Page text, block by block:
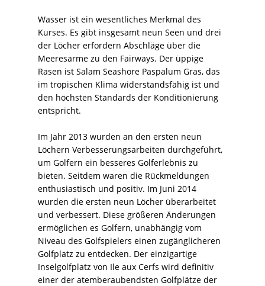
Wasser ist ein wesentliches Merkmal des
Kurses. Es gibt insgesamt neun Seen und drei
der Löcher erfordern Abschläge über die
Meeresarme zu den Fairways. Der üppige
Rasen ist Salam Seashore Paspalum Gras, das
im tropischen Klima widerstandsfähig ist und
den höchsten Standards der Konditionierung
entspricht.
Im Jahr 2013 wurden an den ersten neun
Löchern Verbesserungsarbeiten durchgeführt,
um Golfern ein besseres Golferlebnis zu
bieten. Seitdem waren die Rückmeldungen
enthusiastisch und positiv. Im Juni 2014
wurden die ersten neun Löcher überarbeitet
und verbessert. Diese größeren Änderungen
ermöglichen es Golfern, unabhängig vom
Niveau des Golfspielers einen zugänglicheren
Golfplatz zu entdecken. Der einzigartige
Inselgolfplatz von Ile aux Cerfs wird definitiv
einer der atemberaubendsten Golfplätze der